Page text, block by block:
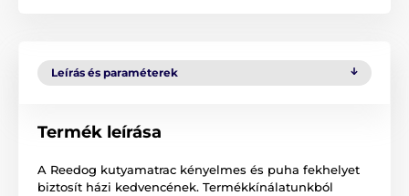
Leírás és paraméterek
Termék leírása
A Reedog kutyamatrac kényelmes és puha fekhelyet
biztosít házi kedvencének. Termékkínálatunkból